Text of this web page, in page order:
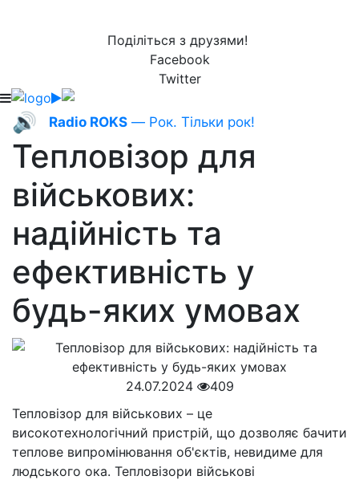
Поділіться з друзями!
Facebook
Twitter
🔊 Radio ROKS — Рок. Тільки рок!
Тепловізор для
військових:
надійність та
ефективність у
будь-яких умовах
24.07.2024
409
Тепловізор для військових – це
високотехнологічний пристрій, що дозволяє бачити
теплове випромінювання об'єктів, невидиме для
людського ока. Тепловізори військові